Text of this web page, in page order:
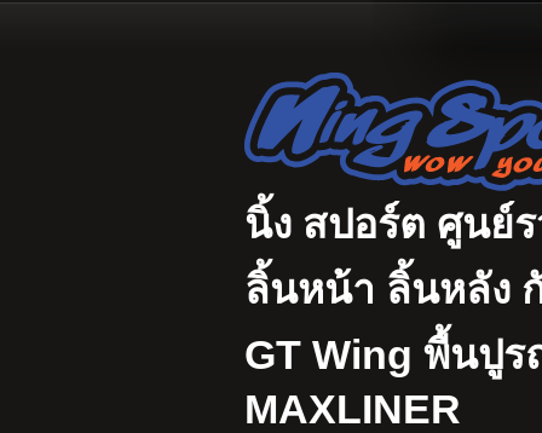
นิ้ง สปอร์ต ศูนย์
ลิ้นหน้า ลิ้นหลัง
GT Wing พื้นปูร
MAXLINER